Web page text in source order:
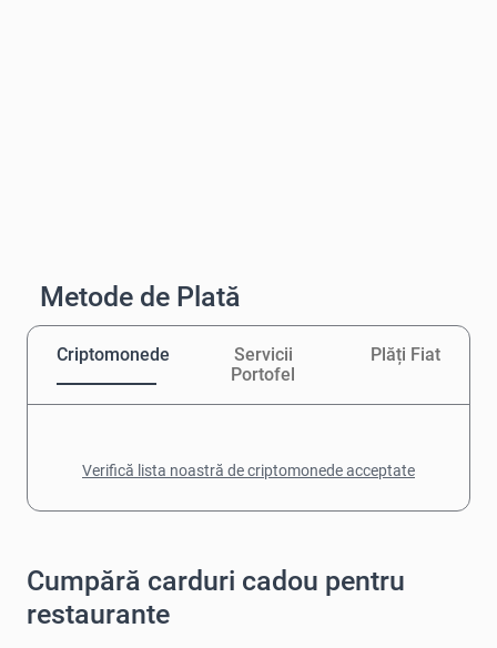
Metode de Plată
Criptomonede
Servicii
Portofel
Plăți Fiat
Verifică lista noastră de criptomonede acceptate
Cumpără carduri cadou pentru
restaurante